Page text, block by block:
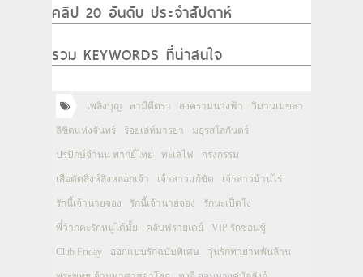
คลิป 20 อันดับ ประจำสัปดาห์
รวม KEYWORDS ที่น่าสนใจ
เพลิงบุญ สามีตีตรา สงครามนางฟ้า วิมานเมขลา
ลิขิตแห่งจันทร์ ร้อยเล่ห์มารยา มธุรสโลกันตร์
ปรปักษ์จำนน พากย์ไทย ทะเลไฟ กรงกรรม
เสือตัดสิงห์ลิงหลอกเจ้า เจ้าสาวแก้ขัด เจ้าสาวบ้านไร่
รักนี้เจ้านายจอง รักนี้เจ้านายจอง รักนะเป็ดโง่
พี่ว้ากคะรักหนูได้มั้ย คลับฟรายเดย์ VIP รักซ่อนชู้
Club Friday ออกแบบรักฉบับพิเศษ วุ่นรักทายาทพันล้าน